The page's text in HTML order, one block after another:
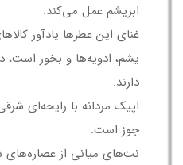
ابریشم عمل می‌کند.
غنای این عطرها یادآور
یشم، ادویه‌ها و بخور است،
دارند.
اپیک مردانه با رایحه‌ای
جوز است.
نت‌های میانی از